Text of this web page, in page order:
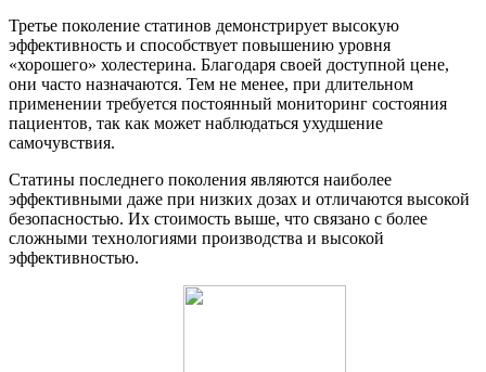
Третье поколение статинов демонстрирует высокую
эффективность и способствует повышению уровня
«хорошего» холестерина. Благодаря своей доступной цене,
они часто назначаются. Тем не менее, при длительном
применении требуется постоянный мониторинг состояния
пациентов, так как может наблюдаться ухудшение
самочувствия.
Статины последнего поколения являются наиболее
эффективными даже при низких дозах и отличаются высокой
безопасностью. Их стоимость выше, что связано с более
сложными технологиями производства и высокой
эффективностью.